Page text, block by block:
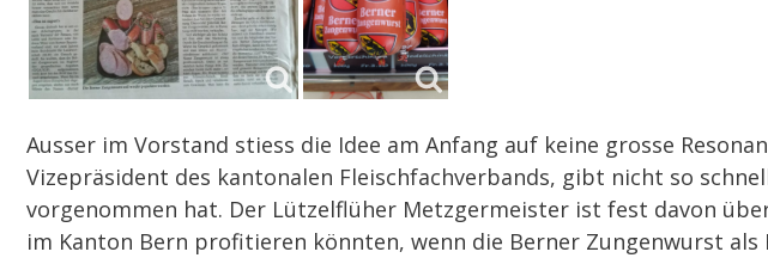
Ausser im Vorstand stiess die Idee am Anfang auf keine grosse
Vizepräsident des kantonalen Fleischfachverbands, gibt nicht so
vorgenommen hat. Der Lützelflüher Metzgermeister ist fest davon
im Kanton Bern profitieren könnten, wenn die Berner Zungenwurst